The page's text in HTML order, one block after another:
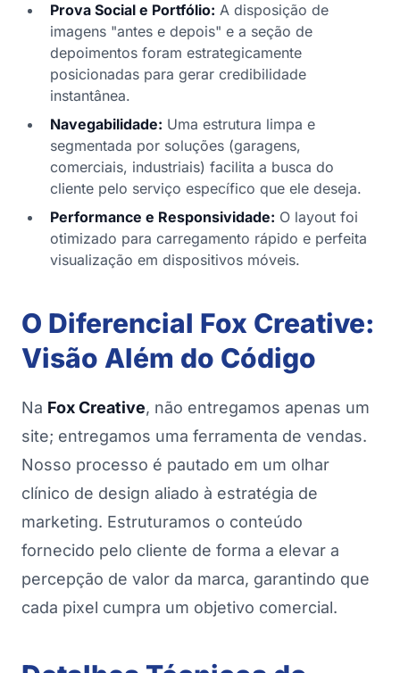
TOQUE NA IMAGEM PARA ROLAR
Prova Social e Portfólio: A disposição de
imagens "antes e depois" e a seção de
depoimentos foram estrategicamente
posicionadas para gerar credibilidade
instantânea.
Navegabilidade: Uma estrutura limpa e
segmentada por soluções (garagens,
comerciais, industriais) facilita a busca do
cliente pelo serviço específico que ele deseja.
Performance e Responsividade: O layout foi
otimizado para carregamento rápido e perfeita
visualização em dispositivos móveis.
O Diferencial Fox Creative:
Visão Além do Código
Na Fox Creative, não entregamos apenas um
site; entregamos uma ferramenta de vendas.
Nosso processo é pautado em um olhar
clínico de design aliado à estratégia de
marketing. Estruturamos o conteúdo
fornecido pelo cliente de forma a elevar a
percepção de valor da marca, garantindo que
cada pixel cumpra um objetivo comercial.